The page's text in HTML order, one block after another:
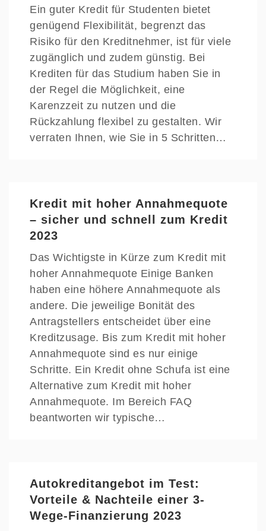
Ein guter Kredit für Studenten bietet
genügend Flexibilität, begrenzt das
Risiko für den Kreditnehmer, ist für viele
zugänglich und zudem günstig. Bei
Krediten für das Studium haben Sie in
der Regel die Möglichkeit, eine
Karenzzeit zu nutzen und die
Rückzahlung flexibel zu gestalten. Wir
verraten Ihnen, wie Sie in 5 Schritten…
Kredit mit hoher Annahmequote
– sicher und schnell zum Kredit
2023
Das Wichtigste in Kürze zum Kredit mit
hoher Annahmequote Einige Banken
haben eine höhere Annahmequote als
andere. Die jeweilige Bonität des
Antragstellers entscheidet über eine
Kreditzusage. Bis zum Kredit mit hoher
Annahmequote sind es nur einige
Schritte. Ein Kredit ohne Schufa ist eine
Alternative zum Kredit mit hoher
Annahmequote. Im Bereich FAQ
beantworten wir typische…
Autokreditangebot im Test:
Vorteile & Nachteile einer 3-
Wege-Finanzierung 2023